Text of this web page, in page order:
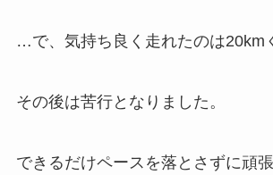
…で、気持ち良く走れたのは20km
その後は苦行となりました。
できるだけペースを落とさずに頑張